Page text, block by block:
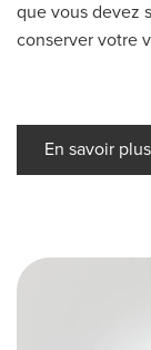
que vous devez
conserver votre
En savoir plus